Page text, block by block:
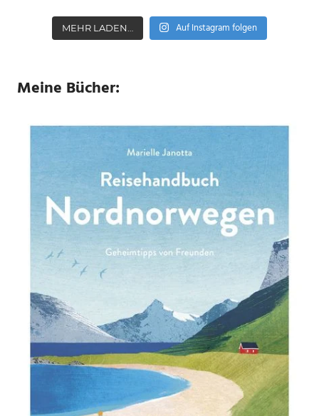
MEHR LADEN… Auf Instagram folgen
Meine Bücher: